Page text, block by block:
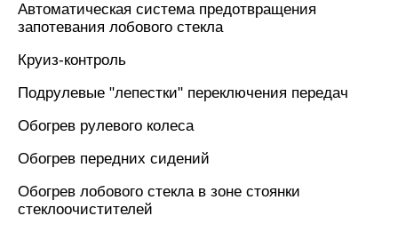
Автоматическая система предотвращения
запотевания лобового стекла
Круиз-контроль
Подрулевые "лепестки" переключения передач
Обогрев рулевого колеса
Обогрев передних сидений
Обогрев лобового стекла в зоне стоянки
стеклоочистителей